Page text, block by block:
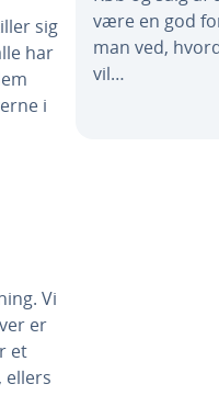
sig
har
i
Vi
er
et
ellers
være en god
man ved,
vil…